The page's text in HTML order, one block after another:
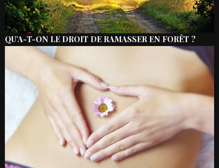
QU’A-T-ON LE DROIT DE RAMASSER EN FORÊT ?